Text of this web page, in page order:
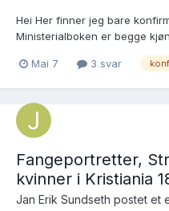
Hei Her finner jeg bare
Ministerialboken er begge
nr. C 7, 1933-1962 Mvh
Mai 7 3 svar
Fangeportretter,
kvinner i Kristiania
Jan Erik Sundseth postet et